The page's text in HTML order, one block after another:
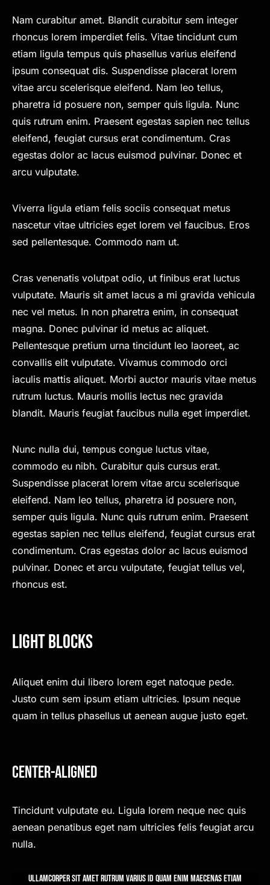
Nam curabitur amet. Blandit curabitur sem integer
rhoncus lorem imperdiet felis. Vitae tincidunt cum
etiam ligula tempus quis phasellus varius eleifend
ipsum consequat dis. Suspendisse placerat lorem
vitae arcu scelerisque eleifend. Nam leo tellus,
pharetra id posuere non, semper quis ligula. Nunc
quis rutrum enim. Praesent egestas sapien nec tellus
eleifend, feugiat cursus erat condimentum. Cras
egestas dolor ac lacus euismod pulvinar. Donec et
arcu vulputate.
Viverra ligula etiam felis sociis consequat metus
nascetur vitae ultricies eget lorem vel faucibus. Eros
sed pellentesque. Commodo nam ut.
Cras venenatis volutpat odio, ut finibus erat luctus
vulputate. Mauris sit amet lacus a mi gravida vehicula
nec vel metus. In non pharetra enim, in consequat
magna. Donec pulvinar id metus ac aliquet.
Pellentesque pretium urna tincidunt leo laoreet, ac
convallis elit vulputate. Vivamus commodo orci
iaculis mattis aliquet. Morbi auctor mauris vitae metus
rutrum luctus. Mauris mollis lectus nec gravida
blandit. Mauris feugiat faucibus nulla eget imperdiet.
Nunc nulla dui, tempus congue luctus vitae,
commodo eu nibh. Curabitur quis cursus erat.
Suspendisse placerat lorem vitae arcu scelerisque
eleifend. Nam leo tellus, pharetra id posuere non,
semper quis ligula. Nunc quis rutrum enim. Praesent
egestas sapien nec tellus eleifend, feugiat cursus erat
condimentum. Cras egestas dolor ac lacus euismod
pulvinar. Donec et arcu vulputate, feugiat tellus vel,
rhoncus est.
Light Blocks
Aliquet enim dui libero lorem eget natoque pede.
Justo cum sem ipsum etiam ultricies. Ipsum neque
quam in tellus phasellus ut aenean augue justo eget.
Center-Aligned
Tincidunt vulputate eu. Ligula lorem neque nec quis
aenean penatibus eget nam ultricies felis feugiat arcu
nulla.
Ullamcorper sit amet rutrum varius id quam enim maecenas etiam